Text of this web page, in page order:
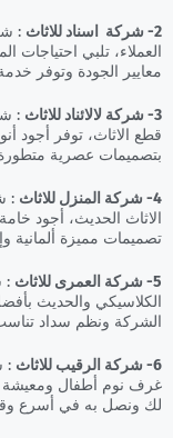
2- شركة اسناد للاثاث
:
العملاء، تلبي احتياجات
معايير الجودة وتوفر خدمة
3- شركة لالائناد للاثاث
:
قطع الاثاث، توفر أجود
بتصميمات عصرية
4- شركة المنزل للاثاث
:
الاثاث الحديث، أجود
تصميمات مميزة ألمانية
5- شركة العمرى للاثاث
:
الكلاسيكي والحديث
الشركة ونظم سداد
6- شركة الرقيب للاثاث
:
غرف نوم أطفال ومعيشة
لك ونصل به في أسرع